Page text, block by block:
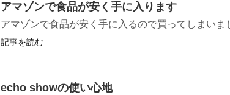
アマゾンで食品が安く手に入ります
アマゾンで食品が安く手に入るので買ってしまいま
記事を読む
echo showの使い心地